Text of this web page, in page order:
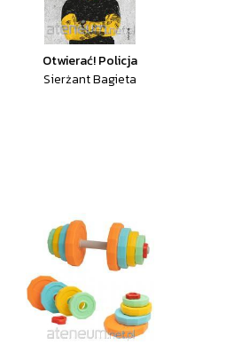
Otwierać! Policja
Sierżant Bagieta